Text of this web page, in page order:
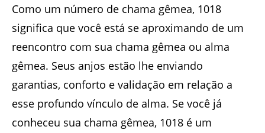
Como um número de chama gêmea, 1018
significa que você está se aproximando de um
reencontro com sua chama gêmea ou alma
gêmea. Seus anjos estão lhe enviando
garantias, conforto e validação em relação a
esse profundo vínculo de alma. Se você já
conheceu sua chama gêmea, 1018 é um